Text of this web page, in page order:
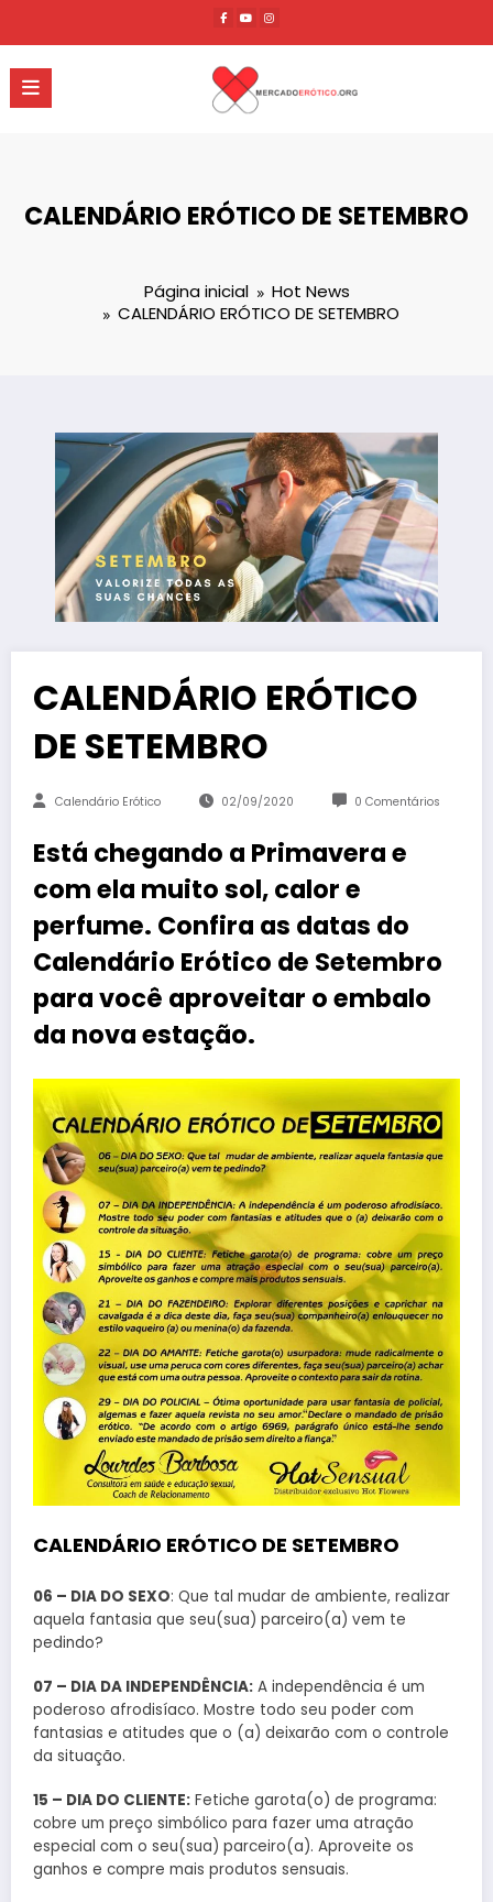
o
conteúdo
CALENDÁRIO ERÓTICO DE SETEMBRO
Página inicial
Hot News
CALENDÁRIO ERÓTICO DE SETEMBRO
CALENDÁRIO ERÓTICO
DE SETEMBRO
Calendário Erótico 02/09/2020 0 Comentários
Está chegando a Primavera e
com ela muito sol, calor e
perfume. Confira as datas do
Calendário Erótico de Setembro
para você aproveitar o embalo
da nova estação.
CALENDÁRIO ERÓTICO DE SETEMBRO
06 – DIA DO SEXO: Que tal mudar de ambiente, realizar
aquela fantasia que seu(sua) parceiro(a) vem te
pedindo?
07 – DIA DA INDEPENDÊNCIA: A independência é um
poderoso afrodisíaco. Mostre todo seu poder com
fantasias e atitudes que o (a) deixarão com o controle
da situação.
15 – DIA DO CLIENTE: Fetiche garota(o) de programa:
cobre um preço simbólico para fazer uma atração
especial com o seu(sua) parceiro(a). Aproveite os
ganhos e compre mais produtos sensuais.